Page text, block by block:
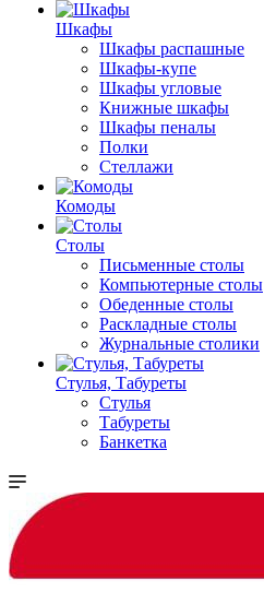
Шкафы
Шкафы распашные
Шкафы-купе
Шкафы угловые
Книжные шкафы
Шкафы пеналы
Полки
Стеллажи
Комоды
Столы
Письменные столы
Компьютерные столы
Обеденные столы
Раскладные столы
Журнальные столики
Стулья, Табуреты
Стулья
Табуреты
Банкетка